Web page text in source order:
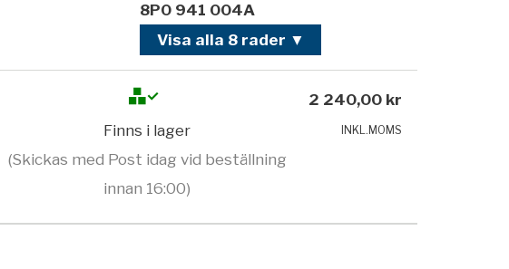
8P0 941 004A
Visa alla 8 rader ▼
Finns i lager
(Skickas med Post idag vid beställning
innan 16:00)
2 240,00 kr
INKL.MOMS